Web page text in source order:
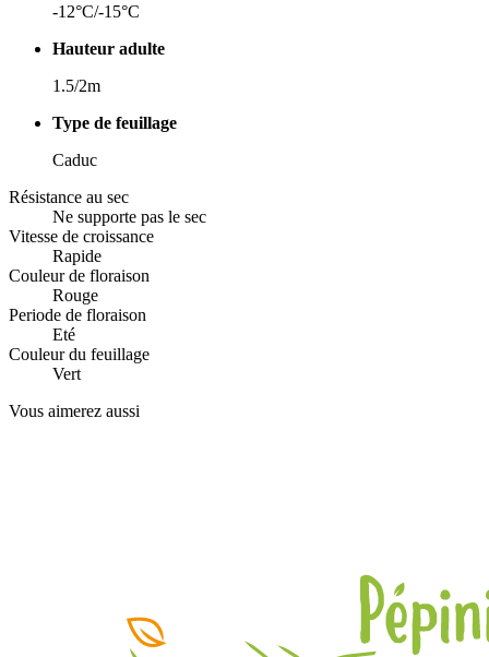
-12°C/-15°C
Hauteur adulte
1.5/2m
Type de feuillage
Caduc
Résistance au sec
Ne supporte pas le sec
Vitesse de croissance
Rapide
Couleur de floraison
Rouge
Periode de floraison
Eté
Couleur du feuillage
Vert
Vous aimerez aussi